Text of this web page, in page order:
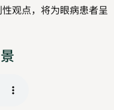
观点，将为眼病患者呈